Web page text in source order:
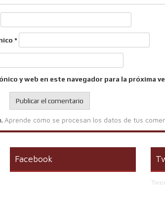
*
y web en este navegador para la próxima
Aprende cómo se procesan los datos de tus
Facebook